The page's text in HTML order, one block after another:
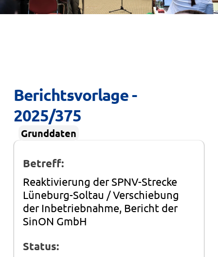
Berichtsvorlage -
2025/375
Grunddaten
Betreff:
Reaktivierung der SPNV-Strecke
Lüneburg-Soltau / Verschiebung
der Inbetriebnahme, Bericht der
SinON GmbH
Status: